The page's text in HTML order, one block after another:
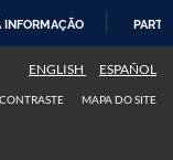
INFORMAÇÃO
ENGLISH ESPAÑOL
MAPA DO SITE